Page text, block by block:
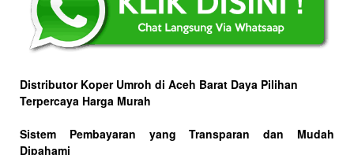
Distributor Koper Umroh di Aceh Barat Daya Pilihan
Terpercaya Harga Murah
Sistem Pembayaran yang Transparan dan Mudah
Dipahami